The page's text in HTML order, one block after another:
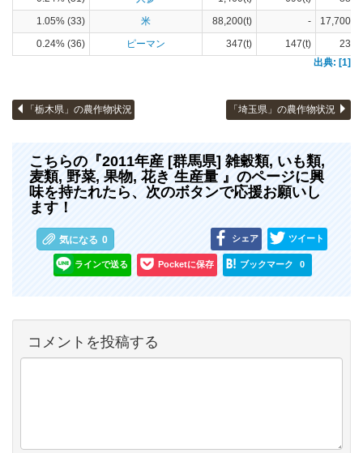
1.05% (33)
米 88,200(t) -
0.24% (36)
ピーマン 347(t) 147(t)
出典: [1]
「栃木県」の農作物状況 「埼玉県」の農作物状況
こちらの『2011年産 [群馬県] 雑穀類, いも類,
麦類, 野菜, 果物, 花き 生産量 』のページに興
味を持たれたら、次のボタンで応援お願いし
ます！
気になる 0 シェア ツイート
ラインで送る Pocketに保存 ブックマーク 0
コメントを投稿する